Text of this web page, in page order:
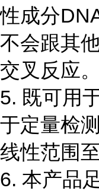
性成分
不会跟其
交叉反应。
5. 既可用
于定量检
线性范围
6. 本产品